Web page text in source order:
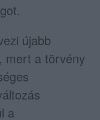
újabb
mert a törvény
a